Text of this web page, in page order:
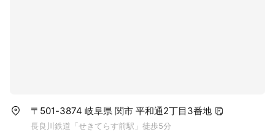
〒501-3874 岐阜県 関市 平和通2丁目3番地
長良川鉄道「せきてらす前駅」徒歩5分